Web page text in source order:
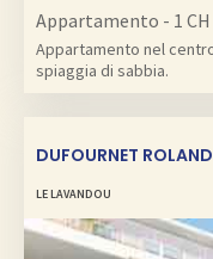
Appartamento - 1 CH
Appartamento nel
spiaggia di sabbia.
DUFOURNET
LE LAVANDOU